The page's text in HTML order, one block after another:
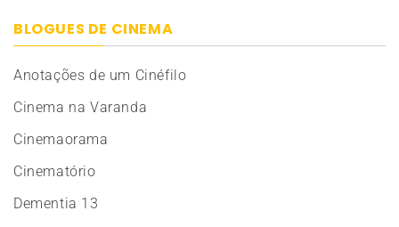
BLOGUES DE CINEMA
Anotações de um Cinéfilo
Cinema na Varanda
Cinemaorama
Cinematório
Dementia 13